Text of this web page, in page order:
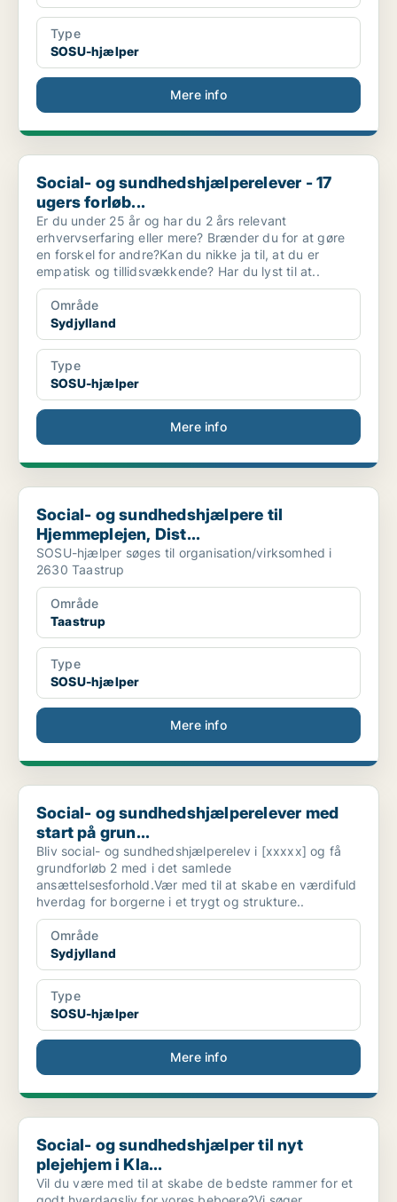
Type
SOSU-hjælper
Mere info
Social- og sundhedshjælperelever - 17 ugers forløb...
Social- og sundhedshjælperelever - 17
ugers forløb...
Er du under 25 år og har du 2 års relevant
erhvervserfaring eller mere? Brænder du for at gøre
en forskel for andre?Kan du nikke ja til, at du er
empatisk og tillidsvækkende? Har du lyst til at..
Område
Sydjylland
Type
SOSU-hjælper
Mere info
Social- og sundhedshjælpere til Hjemmeplejen, Dist...
Social- og sundhedshjælpere til
Hjemmeplejen, Dist...
SOSU-hjælper søges til organisation/virksomhed i
2630 Taastrup
Område
Taastrup
Type
SOSU-hjælper
Mere info
Social- og sundhedshjælperelever med start på grun...
Social- og sundhedshjælperelever med
start på grun...
Bliv social- og sundhedshjælperelev i [xxxxx] og få
grundforløb 2 med i det samlede
ansættelsesforhold.Vær med til at skabe en værdifuld
hverdag for borgerne i et trygt og strukture..
Område
Sydjylland
Type
SOSU-hjælper
Mere info
Social- og sundhedshjælper til nyt plejehjem i Kla...
Social- og sundhedshjælper til nyt
plejehjem i Kla...
Vil du være med til at skabe de bedste rammer for et